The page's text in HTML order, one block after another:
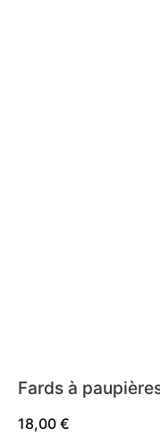
Fards à
18,00 €